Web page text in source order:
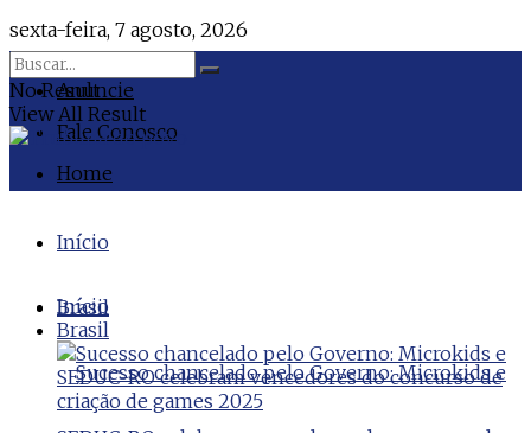
sexta-feira, 7 agosto, 2026
Anuncie
Fale Conosco
Home
No Result
View All Result
Início
Brasil
Início
Brasil